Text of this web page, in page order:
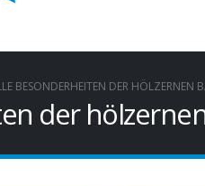
BESONDERHEITEN DER HÖLZERNEN
der